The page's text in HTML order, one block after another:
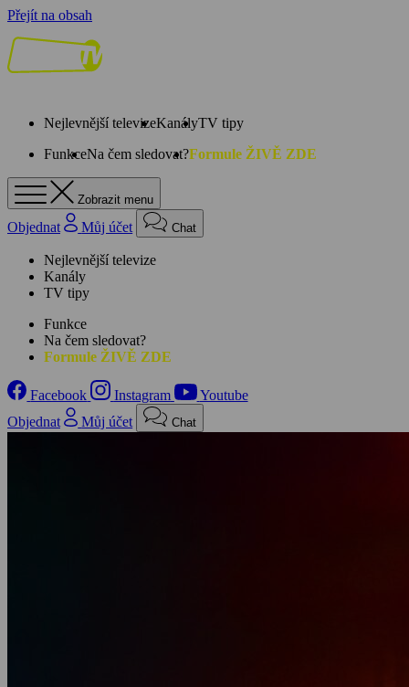
Přejít na obsah
Nejlevnější televizeKanályTV tipy
FunkceNa čem sledovat?Formule ŽIVĚ ZDE
Zobrazit menu
Objednat Můj účet Chat
Nejlevnější televize
Kanály
TV tipy
Funkce
Na čem sledovat?
Formule ŽIVĚ ZDE
Facebook Instagram
Youtube
Objednat
Můj účet Chat